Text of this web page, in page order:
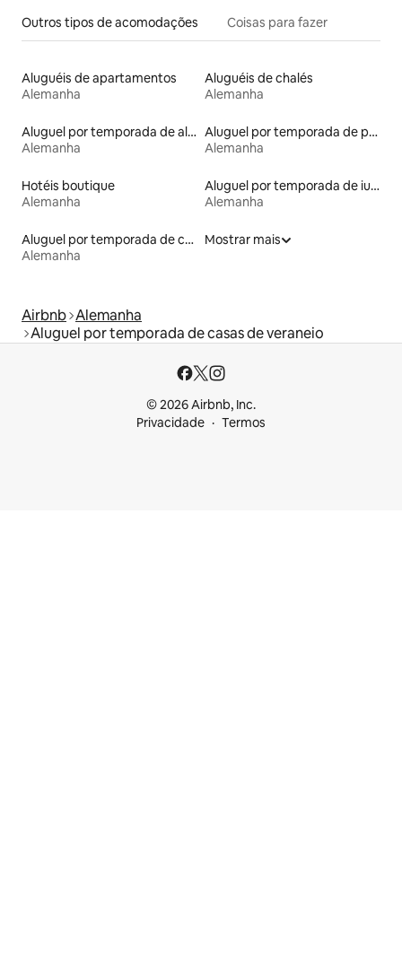
Outros tipos de acomodações Coisas para fazer
Aluguéis de apartamentos
Alemanha
Aluguéis de chalés
Alemanha
Aluguel por temporada de alojamentos ecológicos
Alemanha
Aluguel por temporada de pensões coreanas
Alemanha
Hotéis boutique
Alemanha
Aluguel por temporada de iurtas
Alemanha
Aluguel por temporada de cabanas de pastor
Alemanha
Mostrar mais
Airbnb Alemanha
Aluguel por temporada de casas de veraneio
© 2026 Airbnb, Inc.
Privacidade
Termos